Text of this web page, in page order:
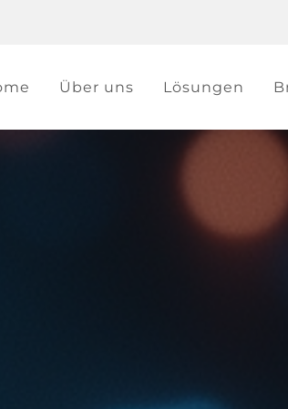
Über uns Lösungen